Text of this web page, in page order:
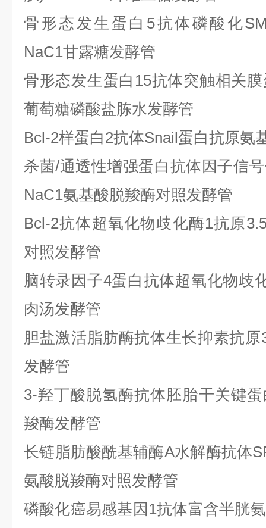
骨形态发生蛋白 5抗体磷酸化
NaC1甘露糖发酵管
骨形态发生蛋白 15抗体突触相关
葡萄糖磷酸盐胨水发酵管
Bcl-2样蛋白2抗体Snail蛋白抗原氨
杀菌/通透性增强蛋白抗体因子信
NaC1氨基酸脱羧酶对照发酵管
Bcl-2抗体超氧化物歧化酶1抗原
对照发酵管
脑转录因子4蛋白抗体超氧化物歧
肉汤发酵管
胆盐激活脂肪酶抗体生长抑素抗原
发酵管
3-羟丁酸脱氢酶抗体胚胎干关键
羧酶发酵管
长链脂肪酸酰基辅酶A水解酶抗体
氨酸脱羧酶对照发酵管
磷酸化癌易感基因 1抗体富含半胱